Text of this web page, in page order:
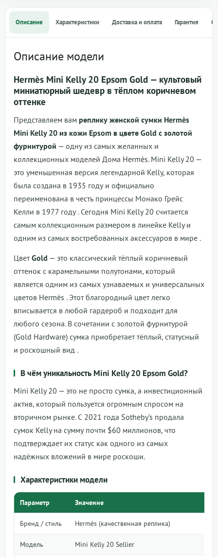
Описание Характеристики Доставка и оплата Гарантия
Описание модели
Hermès Mini Kelly 20 Epsom Gold — культовый
миниатюрный шедевр в тёплом коричневом
оттенке
Представляем вам реплику женской сумки Hermès
Mini Kelly 20 из кожи Epsom в цвете Gold с золотой
фурнитурой — одну из самых желанных и
коллекционных моделей Дома Hermès. Mini Kelly 20 —
это уменьшенная версия легендарной Kelly, которая
была создана в 1935 году и официально
переименована в честь принцессы Монако Грейс
Келли в 1977 году . Сегодня Mini Kelly 20 считается
самым коллекционным размером в линейке Kelly и
одним из самых востребованных аксессуаров в мире .
ЦветGold — это классический тёплый коричневый
оттенок с карамельными полутонами, который
является одним из самых узнаваемых и универсальных
цветов Hermès . Этот благородный цвет легко
вписывается в любой гардероб и подходит для
любого сезона. В сочетании с золотой фурнитурой
(Gold Hardware) сумка приобретает тёплый, статусный
и роскошный вид .
В чём уникальность Mini Kelly 20 Epsom Gold?
Mini Kelly 20 — это не просто сумка, а инвестиционный
актив, который пользуется огромным спросом на
вторичном рынке. С 2021 года Sotheby’s продала
сумок Kelly на сумму почти $60 миллионов, что
подтверждает их статус как одного из самых
надёжных вложений в мире роскоши.
Характеристики модели
Параметр Значение
Бренд / стиль Hermès (качественная реплика)
Модель Mini Kelly 20 Sellier